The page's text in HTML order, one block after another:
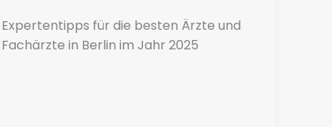
Expertentipps für die besten Ärzte und
Fachärzte in Berlin im Jahr 2025